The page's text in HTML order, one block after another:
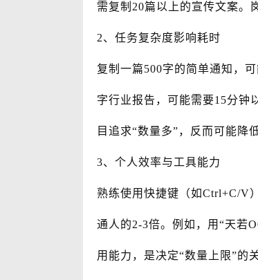
需复制20篇以上的宣传文案。
2、任务复杂度影响耗时
复制一篇500字的简单通知，
字行业报告，可能需要15分钟
目追求“数量多”，反而可能降
3、个人效率与工具能力
熟练使用快捷键（如Ctrl+C/V
通人的2-3倍。例如，用“天若
用能力，是决定“数量上限”的